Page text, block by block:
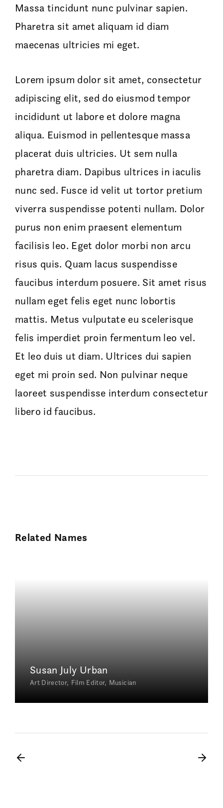
Massa tincidunt nunc pulvinar sapien.
Pharetra sit amet aliquam id diam
maecenas ultricies mi eget.
Lorem ipsum dolor sit amet, consectetur
adipiscing elit, sed do eiusmod tempor
incididunt ut labore et dolore magna
aliqua. Euismod in pellentesque massa
placerat duis ultricies. Ut sem nulla
pharetra diam. Dapibus ultrices in iaculis
nunc sed. Fusce id velit ut tortor pretium
viverra suspendisse potenti nullam. Dolor
purus non enim praesent elementum
facilisis leo. Eget dolor morbi non arcu
risus quis. Quam lacus suspendisse
faucibus interdum posuere. Sit amet risus
nullam eget felis eget nunc lobortis
mattis. Metus vulputate eu scelerisque
felis imperdiet proin fermentum leo vel.
Et leo duis ut diam. Ultrices dui sapien
eget mi proin sed. Non pulvinar neque
laoreet suspendisse interdum consectetur
libero id faucibus.
Related Names
Susan July Urban
Art Director Film Editor Musician